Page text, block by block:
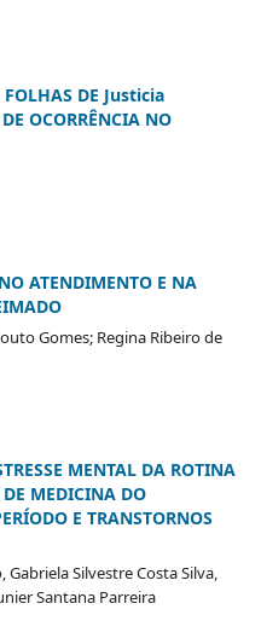
DE Justicia
OCORRÊNCIA NO
ATENDIMENTO E NA
Gomes; Regina Ribeiro de
MENTAL DA ROTINA
MEDICINA DO
E TRANSTORNOS
Silvestre Costa Silva,
Santana Parreira